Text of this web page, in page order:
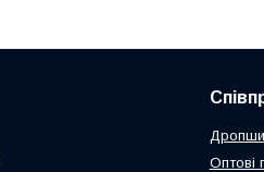
Оптові